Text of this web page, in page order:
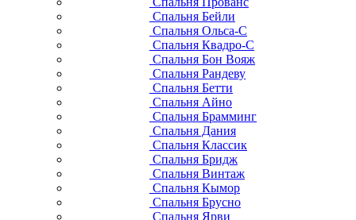
Спальня Бейли
Спальня Ольса-С
Спальня Квадро-С
Спальня Бон Вояж
Спальня Рандеву
Спальня Бетти
Спальня Айно
Спальня Брамминг
Спальня Дания
Спальня Классик
Спальня Бридж
Спальня Винтаж
Спальня Кымор
Спальня Брусно
Спальня Ярви